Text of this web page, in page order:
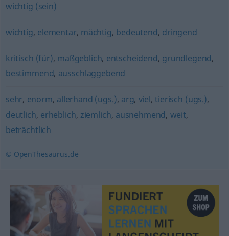
wichtig (sein)
wichtig, elementar, mächtig, bedeutend, dringend
kritisch (für), maßgeblich, entscheidend, grundlegend,
bestimmend, ausschlaggebend
sehr, enorm, allerhand (ugs.), arg, viel,tierisch (ugs.),
deutlich, erheblich, ziemlich, ausnehmend, weit,
beträchtlich
© OpenThesaurus.de